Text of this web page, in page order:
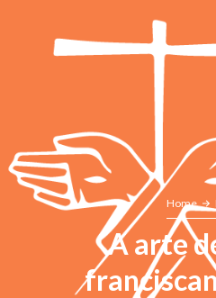
Home
A arte